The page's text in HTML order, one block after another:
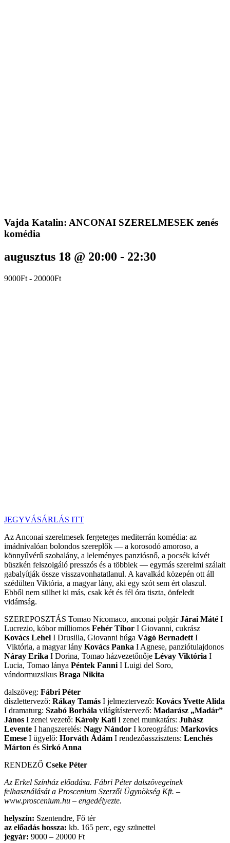
Vajda Katalin: ANCONAI SZERELMESEK zenés
komédia
augusztus 18 @ 20:00 - 22:30
9000Ft - 20000Ft
JEGYVÁSÁRLÁS ITT
Az Anconai szerelmesek fergeteges mediterrán komédia: az
imádnivalóan bolondos szereplők — a korosodó amoroso, a
könnyűvérű szobalány, a leleményes panziósnő, a pocsék kávét
büszkén felszolgáló presszós és a többiek — egymás szerelmi szálait
gabalyítják össze visszavonhatatlanul. A kavalkád közepén ott áll
szédülten Viktória, a magyar lány, aki egy szót sem ért olaszul.
Ebből nem sülhet ki más, csak két és fél óra tiszta, önfeledt
vidámság.
SZEREPOSZTÁS Tomao Nicomaco, anconai polgárJárai Máté I
Lucrezio, kóbor milliomos Fehér Tibor I Giovanni, cukrász
Kovács Lehel I Drusilla, Giovanni húga Vágó Bernadett I
Viktória, a magyar lány Kovács Panka I Agnese, panziótulajdonos
Náray Erika I Dorina, Tomao házvezetőnője Lévay Viktória I
Lucia, Tomao lánya Péntek Fanni I Luigi del Soro,
vándormuzsikus Braga Nikita
dalszöveg: Fábri Péter
díszlettervező: Rákay Tamás I jelmeztervező: Kovács Yvette Alida
I dramaturg: Szabó Borbála világítástervező: Madarász „Madár”
János I zenei vezető: Károly Kati I zenei munkatárs: Juhász
Levente I hangszerelés: Nagy Nándor I koreográfus: Markovics
Emese I ügyelő: Horváth Ádám I rendezőasszisztens: Lenchés
Márton és Sirkó Anna
RENDEZŐ Cseke Péter
Az Erkel Színház előadása. Fábri Péter dalszövegeinek
felhasználását a Proscenium Szerzői Ügynökség Kft. –
www.proscenium.hu – engedélyezte.
helyszín: Szentendre, Fő tér
az előadás hossza: kb. 165 perc, egy szünettel
jegyár: 9000 – 20000 Ft